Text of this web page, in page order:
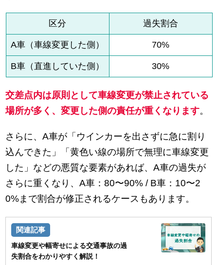
区分 過失割合
A車（車線変更した側） 70%
B車（直進していた側） 30%
交差点内は原則として車線変更が禁止されている
場所が多く、変更した側の責任が重くなります。
さらに、A車が「ウインカーを出さずに急に割り
込んできた」「黄色い線の場所で無理に車線変更
した」などの悪質な要素があれば、A車の過失が
さらに重くなり、A車：80〜90% / B車：10〜2
0%まで割合が修正されるケースもあります。
車線変更や幅寄せによる交通事故の過
失割合をわかりやすく解説！